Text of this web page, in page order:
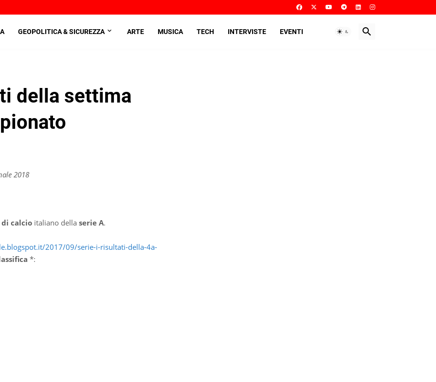
GEOPOLITICA & SICUREZZA ARTE MUSICA TECH INTERVISTE EVENTI
della settima
calcio italiano della serie A.
2017/09/serie-i-risultati-della-4a-
*: